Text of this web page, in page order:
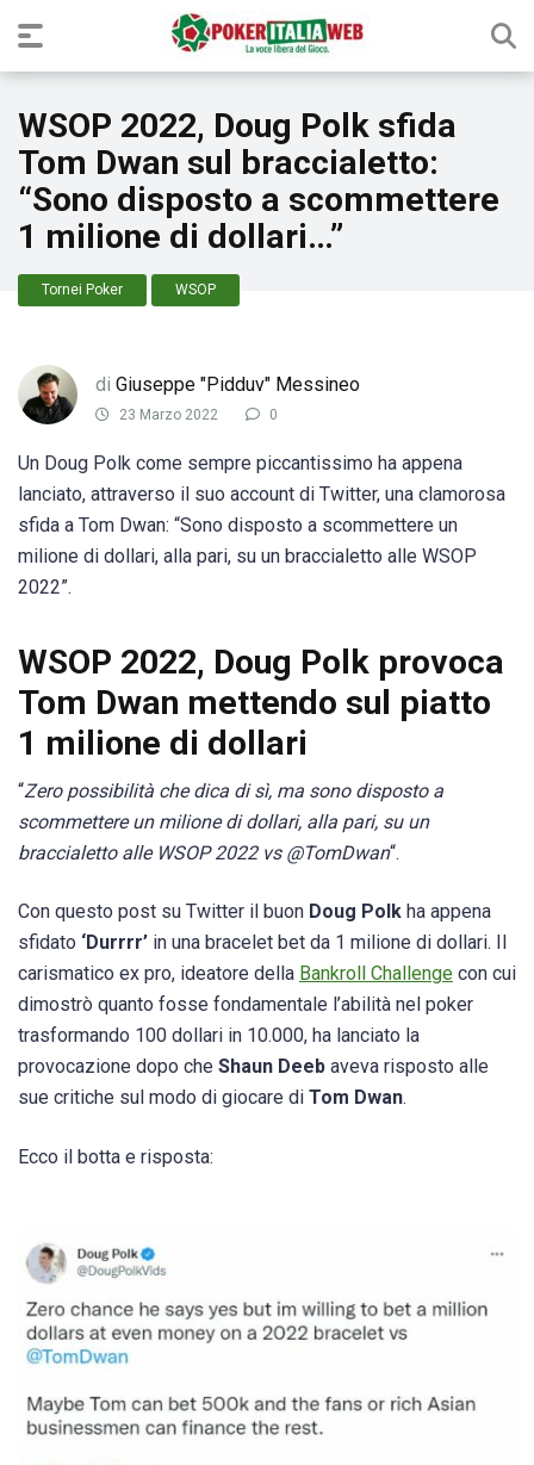
WSOP 2022, Doug Polk sfida
Tom Dwan sul braccialetto:
“Sono disposto a scommettere
1 milione di dollari…”
Tornei Poker WSOP
di Giuseppe "Pidduv" Messineo
23 Marzo 2022 0
Un Doug Polk come sempre piccantissimo ha appena
lanciato, attraverso il suo account di Twitter, una clamorosa
sfida a Tom Dwan: “Sono disposto a scommettere un
milione di dollari, alla pari, su un braccialetto alle WSOP
2022”.
WSOP 2022, Doug Polk provoca
Tom Dwan mettendo sul piatto
1 milione di dollari
“Zero possibilità che dica di sì, ma sono disposto a
scommettere un milione di dollari, alla pari, su un
braccialetto alle WSOP 2022 vs @TomDwan“.
Con questo post su Twitter il buon Doug Polk ha appena
sfidato ‘Durrrr’ in una bracelet bet da 1 milione di dollari. Il
carismatico ex pro, ideatore della Bankroll Challenge con cui
dimostrò quanto fosse fondamentale l’abilità nel poker
trasformando 100 dollari in 10.000, ha lanciato la
provocazione dopo che Shaun Deeb aveva risposto alle
sue critiche sul modo di giocare di Tom Dwan.
Ecco il botta e risposta: